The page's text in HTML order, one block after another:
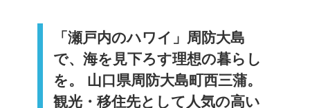
「瀬戸内のハワイ」周防大島
で、海を見下ろす理想の暮らし
を。 山口県周防大島町西三蒲。
観光・移住先として人気の高い